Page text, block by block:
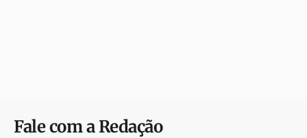
Fale com a Redação